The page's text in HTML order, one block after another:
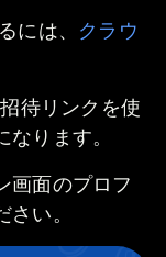
には、 クラウ
待リンクを使
ります。
画面のプロフ
い。